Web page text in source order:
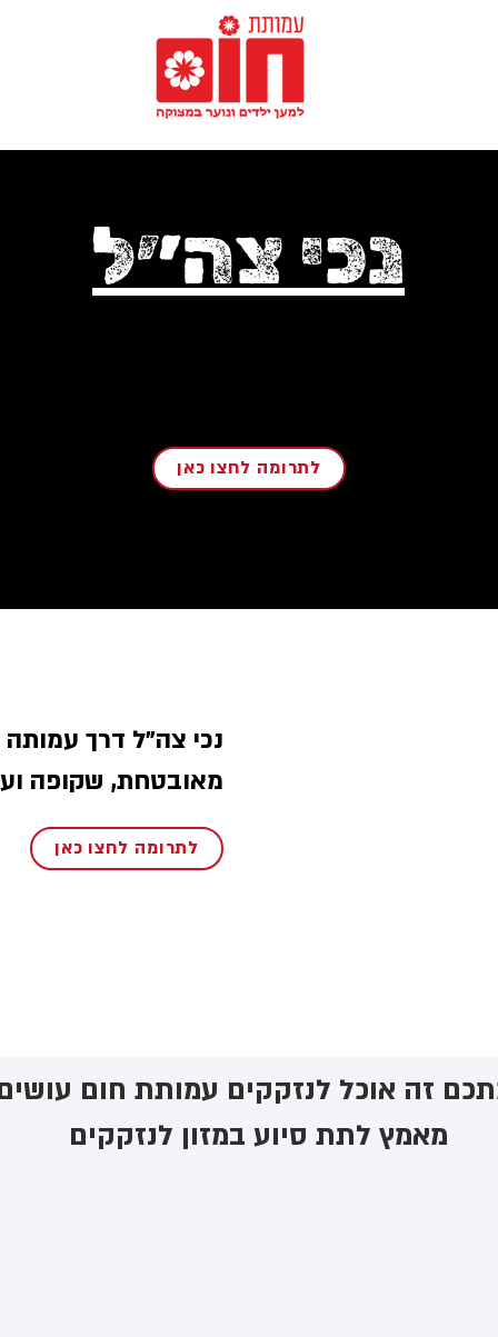
נכי צה״ל
לתרומה לחצו כאן
נכי צה״ל דרך
מאובטחת, שקופה
לתרומה לחצו כאן
זה אוכל לנזקקים ​עמותת חום
מאמץ לתת סיוע במזון לנזקקים